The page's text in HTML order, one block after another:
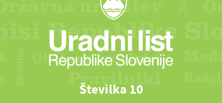
Številka 10